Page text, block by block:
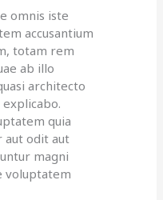
omnis iste
accusantium
totam rem
ab illo
architecto
quia
aut odit aut
magni
voluptatem